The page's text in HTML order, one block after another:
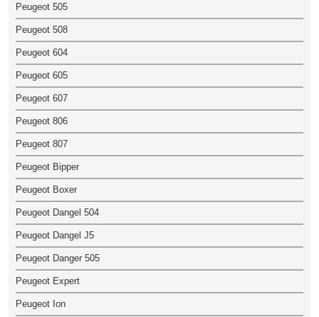
Peugeot 505
Peugeot 508
Peugeot 604
Peugeot 605
Peugeot 607
Peugeot 806
Peugeot 807
Peugeot Bipper
Peugeot Boxer
Peugeot Dangel 504
Peugeot Dangel J5
Peugeot Danger 505
Peugeot Expert
Peugeot Ion